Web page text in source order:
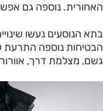
האחורית. נוספה גם
בתא הנוסעים נעשו
הבטיחות נוספה התרעת
גשם, מצלמת דרך,